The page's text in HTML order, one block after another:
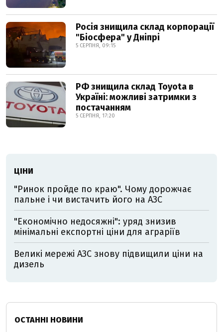
Росія знищила склад корпорації
"Біосфера" у Дніпрі
5 СЕРПНЯ, 09:15
РФ знищила склад Toyota в
Україні: можливі затримки з
постачанням
5 СЕРПНЯ, 17:20
ЦІНИ
"Ринок пройде по краю". Чому дорожчає
пальне і чи вистачить його на АЗС
"Економічно недосяжні": уряд знизив
мінімальні експортні ціни для аграріїв
Великі мережі АЗС знову підвищили ціни на
дизель
ОСТАННІ НОВИНИ